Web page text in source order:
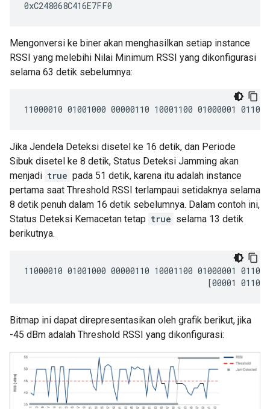
Mengonversi ke biner akan menghasilkan setiap instance
RSSI yang melebihi Nilai Minimum RSSI yang dikonfigurasi
selama 63 detik sebelumnya:
Jika Jendela Deteksi disetel ke 16 detik, dan Periode
Sibuk disetel ke 8 detik, Status Deteksi Jamming akan
menjadi true pada 51 detik, karena itu adalah instance
pertama saat Threshold RSSI terlampaui setidaknya selama
8 detik penuh dalam 16 detik sebelumnya. Dalam contoh ini,
Status Deteksi Kemacetan tetap true selama 13 detik
berikutnya.
11000010 01001000 00000110 10001100 01000001
Bitmap ini dapat direpresentasikan oleh grafik berikut, jika
-45 dBm adalah Threshold RSSI yang dikonfigurasi: